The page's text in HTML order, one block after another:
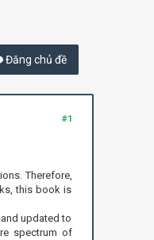
Đăng chủ đề
#1
Therefore,
this book is
updated to
spectrum of